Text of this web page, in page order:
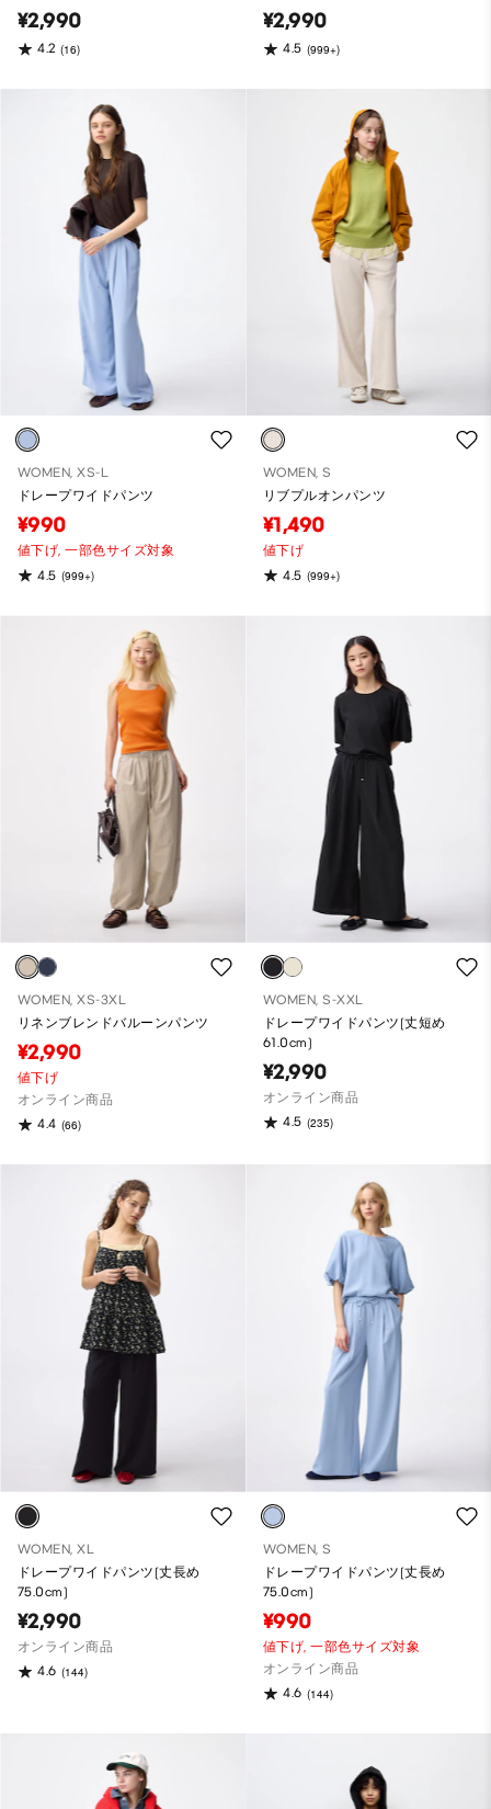
¥2,990
4.2 (16)
¥2,990
4.5 (999+)
WOMEN, XS-L
ドレープワイドパンツ
¥990
値下げ,一部色サイズ対象
4.5 (999+)
WOMEN, S
リブプルオンパンツ
¥1,490
値下げ
4.5 (999+)
WOMEN, XS-3XL
リネンブレンドバルーンパンツ
¥2,990
値下げ
オンライン商品
4.4 (66)
WOMEN, S-XXL
ドレープワイドパンツ(丈短め
61.0cm)
¥2,990
オンライン商品
4.5 (235)
WOMEN, XL
ドレープワイドパンツ(丈長め
75.0cm)
¥2,990
オンライン商品
4.6 (144)
WOMEN, S
ドレープワイドパンツ(丈長め
75.0cm)
¥990
値下げ,一部色サイズ対象
オンライン商品
4.6 (144)